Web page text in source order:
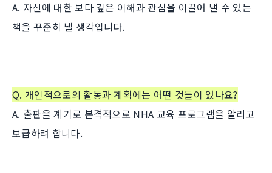
A. 자신에 대한 보다 깊은 이해과 관심을 이끌어 낼 수 있는
책을 꾸준히 낼 생각입니다.
Q. 개인적으로의 활동과 계획에는 어떤 것들이 있나요?
A. 출판을 계기로 본격적으로 NHA 교육 프로그램을 알리고
보급하려 합니다.